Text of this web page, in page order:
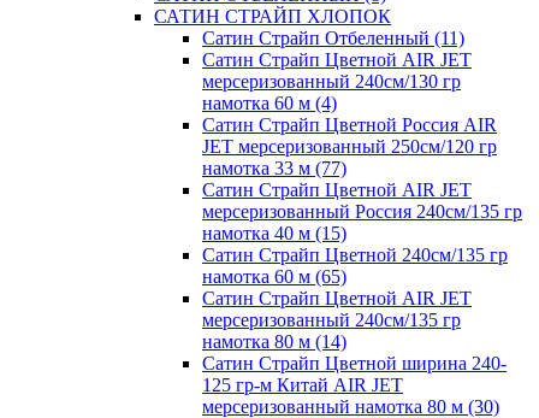
САТИН СТРАЙП ХЛОПОК
Сатин Страйп Отбеленный (11)
Сатин Страйп Цветной AIR JET
мерсеризованный 240см/130 гр
намотка 60 м (4)
Сатин Страйп Цветной Россия AIR
JET мерсеризованный 250см/120 гр
намотка 33 м (77)
Сатин Страйп Цветной AIR JET
мерсеризованный Россия 240см/135 гр
намотка 40 м (15)
Сатин Страйп Цветной 240см/135 гр
намотка 60 м (65)
Сатин Страйп Цветной AIR JET
мерсеризованный 240см/135 гр
намотка 80 м (14)
Сатин Страйп Цветной ширина 240-
125 гр-м Китай AIR JET
мерсеризованный намотка 80 м (30)